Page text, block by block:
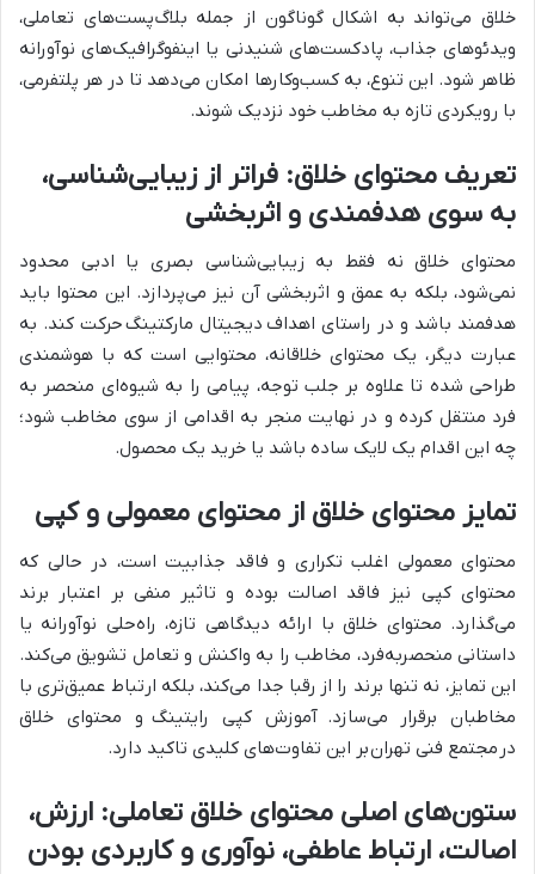
خلاق می‌تواند به اشکال گوناگون از جمله بلاگ‌پست‌های تعاملی،
ویدئوهای جذاب، پادکست‌های شنیدنی یا اینفوگرافیک‌های نوآورانه
ظاهر شود. این تنوع، به کسب‌وکارها امکان می‌دهد تا در هر پلتفرمی،
با رویکردی تازه به مخاطب خود نزدیک شوند.
تعریف محتوای خلاق: فراتر از زیبایی‌شناسی،
به سوی هدفمندی و اثربخشی
محتوای خلاق نه فقط به زیبایی‌شناسی بصری یا ادبی محدود
نمی‌شود، بلکه به عمق و اثربخشی آن نیز می‌پردازد. این محتوا باید
هدفمند باشد و در راستای اهداف دیجیتال مارکتینگحرکت کند. به
عبارت دیگر، یک محتوای خلاقانه، محتوایی است که با هوشمندی
طراحی شده تا علاوه بر جلب توجه، پیامی را به شیوه‌ای منحصر به
فرد منتقل کرده و در نهایت منجر به اقدامی از سوی مخاطب شود؛
چه این اقدام یک لایک ساده باشد یا خرید یک محصول.
تمایز محتوای خلاق از محتوای معمولی و کپی
محتوای معمولی اغلب تکراری و فاقد جذابیت است، در حالی که
محتوای کپی نیز فاقد اصالت بوده و تاثیر منفی بر اعتبار برند
می‌گذارد. محتوای خلاق با ارائه دیدگاهی تازه، راه‌حلی نوآورانه یا
داستانی منحصربه‌فرد، مخاطب را به واکنش و تعامل تشویق می‌کند.
این تمایز، نه تنها برند را از رقبا جدا می‌کند، بلکه ارتباط عمیق‌تری با
مخاطبان برقرار می‌سازد. آموزش کپی رایتینگ و محتوای خلاق
در مجتمع فنی تهرانبر این تفاوت‌های کلیدی تاکید دارد.
ستون‌های اصلی محتوای خلاق تعاملی: ارزش،
اصالت، ارتباط عاطفی، نوآوری و کاربردی بودن